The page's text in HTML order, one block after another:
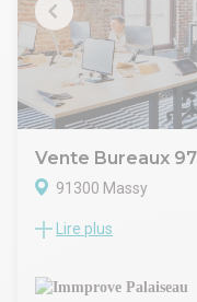
Prix de vente : 155
Vente Bureaux
91300 Massy
Située au coeur de la
nouvelle gare de
vente une surface de
Lire plus